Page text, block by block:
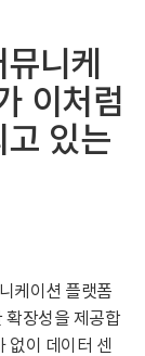
니케
이처럼
고 있는
케이션 플랫폼
확장성을 제공합
없이 데이터 센